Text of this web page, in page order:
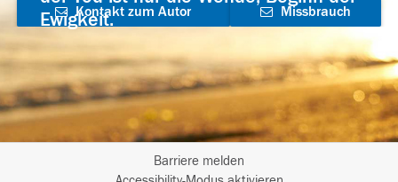
Ewigkeit.
Kontakt zum Autor
aufnehmen
Missbrauch
Barriere melden